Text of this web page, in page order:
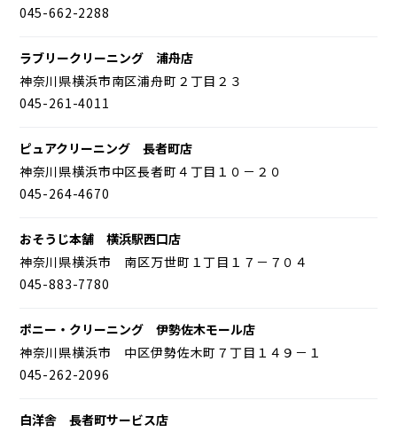
045-662-2288
ラブリークリーニング 浦舟店
神奈川県横浜市南区浦舟町２丁目２３
045-261-4011
ピュアクリーニング 長者町店
神奈川県横浜市中区長者町４丁目１０－２０
045-264-4670
おそうじ本舗 横浜駅西口店
神奈川県横浜市 南区万世町１丁目１７－７０４
045-883-7780
ポニー・クリーニング 伊勢佐木モール店
神奈川県横浜市 中区伊勢佐木町７丁目１４９－１
045-262-2096
白洋舎 長者町サービス店